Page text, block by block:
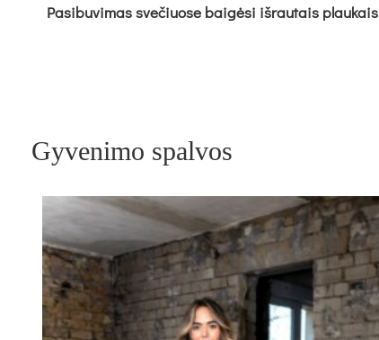
Pa­si­bu­vi­mas sve­čiuo­se bai­gė­si iš­rau­tais plau­kais
Gyvenimo spalvos